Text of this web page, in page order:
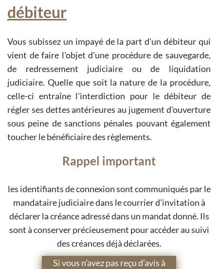
débiteur
Vous subissez un impayé de la part d'un débiteur qui
vient de faire l'objet d'une procédure de sauvegarde,
de redressement judiciaire ou de liquidation
judiciaire. Quelle que soit la nature de la procédure,
celle-ci entraîne l'interdiction pour le débiteur de
régler ses dettes antérieures au jugement d'ouverture
sous peine de sanctions pénales pouvant également
toucher le bénéficiaire des règlements.
Rappel important
les identifiants de connexion sont communiqués par le
mandataire judiciaire dans le courrier d’invitation à
déclarer la créance adressé dans un mandat donné. Ils
sont à conserver précieusement pour accéder au suivi
des créances déjà déclarées.
Si vous n’avez pas reçu d’avis à